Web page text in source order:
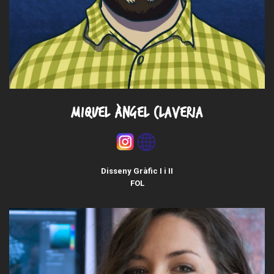
MIQUEL ÀNGEL CLAVERIA
Disseny Gràfic I i II
FOL